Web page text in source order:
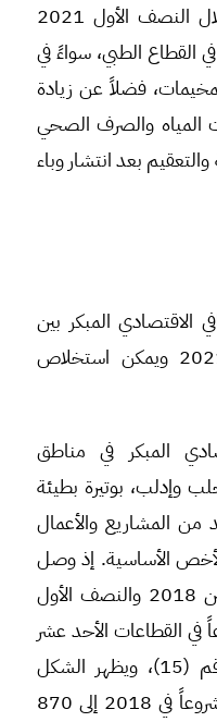
1030 فرصة مؤقتة ودائمة خلال النصف الأول 2021
الطبي، سواءً في
فضلاً عن زيادة
المياه والصرف الصحي
بعد انتشار وباء
الاقتصادي المبكر بين
2018 والنصف الأول لعام 2021 ويمكن استخلاص
المبكر في مناطق
وإدلب، بوتيرة بطيئة
من المشاريع والأعمال
الأساسية. إذ وصل
مجموع المشاريع المنجزة بين 2018 والنصف الأول
3304 مشروعاً في القطاعات الأحد عشر
المرصودة، كما في الشكل رقم (15)، ويظهر الشكل
ارتفاع المشاريع من 338 مشروعاً في 2018 إلى 870